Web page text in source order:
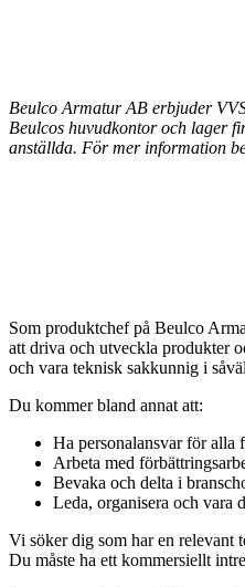
Beulco Armatur AB erbjuder
Beulcos huvudkontor och lager
anställda. För mer information
Som produktchef på Beulco
att driva och utveckla produkter
och vara teknisk sakkunnig i
Du kommer bland annat att:
Ha personalansvar för alla
Arbeta med
Bevaka och delta i
Leda, organisera och vara
Vi söker dig som har en relevant
Du måste ha ett kommersiellt